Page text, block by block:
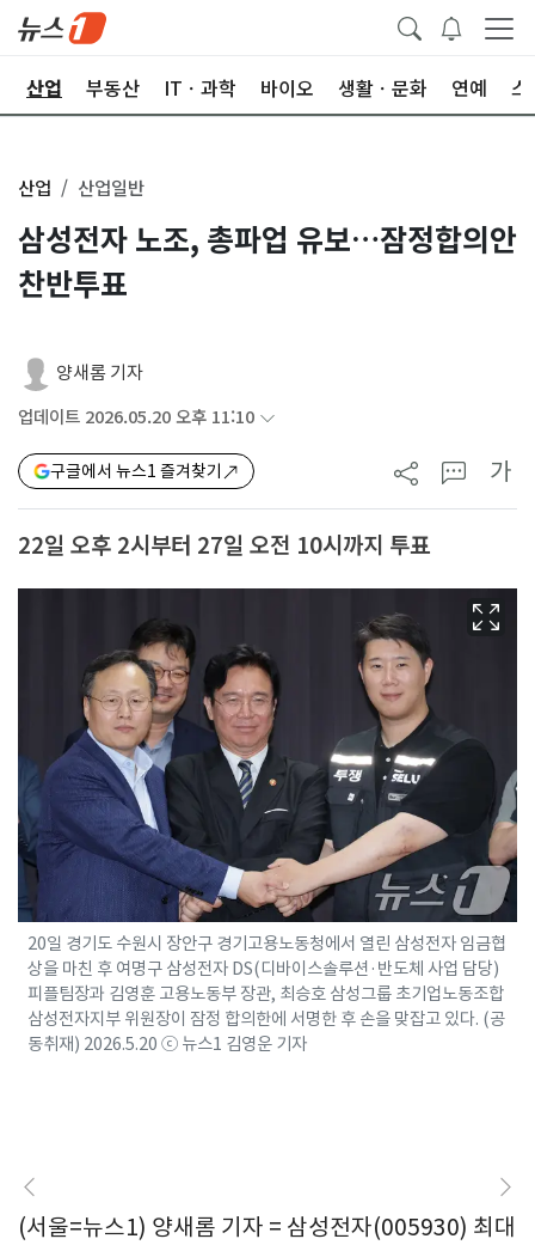
산업 부동산 ITㆍ과학 바이오 생활ㆍ문화 연예 스
산업 산업일반
삼성전자 노조, 총파업 유보…잠정합의안
찬반투표
양새롬 기자
업데이트 2026.05.20 오후 11:10
구글에서 뉴스1 즐겨찾기 가
22일 오후 2시부터 27일 오전 10시까지 투표
20일 경기도 수원시 장안구 경기고용노동청에서 열린 삼성전자 임금협
상을 마친 후 여명구 삼성전자 DS(디바이스솔루션·반도체 사업 담당)
피플팀장과 김영훈 고용노동부 장관, 최승호 삼성그룹 초기업노동조합
삼성전자지부 위원장이 잠정 합의한에 서명한 후 손을 맞잡고 있다. (공
동취재) 2026.5.20 ⓒ 뉴스1 김영운 기자
(서울=뉴스1) 양새롬 기자 = 삼성전자(005930) 최대